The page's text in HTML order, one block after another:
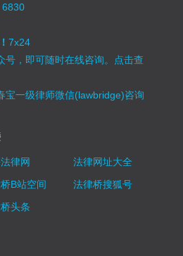
6830
7x24
，即可随时在线咨询。 点击查
宝一级律师微信(lawbridge)咨询
法律网
法律网址大全
B站空间
法律桥搜狐号
头条